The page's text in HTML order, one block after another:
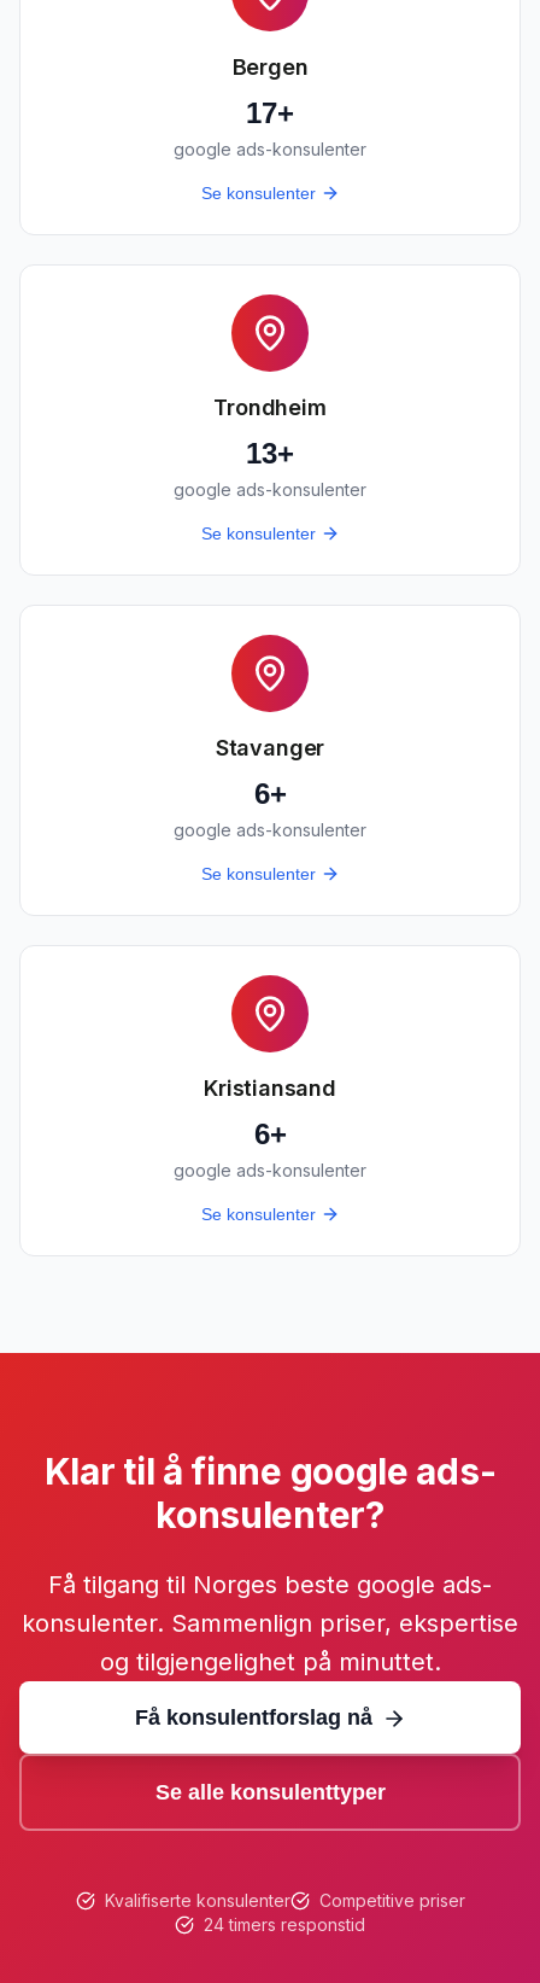
Bergen
17+
google ads-konsulenter
Se konsulenter
Trondheim
13+
google ads-konsulenter
Se konsulenter
Stavanger
6+
google ads-konsulenter
Se konsulenter
Kristiansand
6+
google ads-konsulenter
Se konsulenter
Klar til å finne google ads-
konsulenter?
Få tilgang til Norges beste google ads-
konsulenter. Sammenlign priser, ekspertise
og tilgjengelighet på minuttet.
Få konsulentforslag nå
Se alle konsulenttyper
Kvalifiserte konsulenter
Competitive priser
24 timers responstid